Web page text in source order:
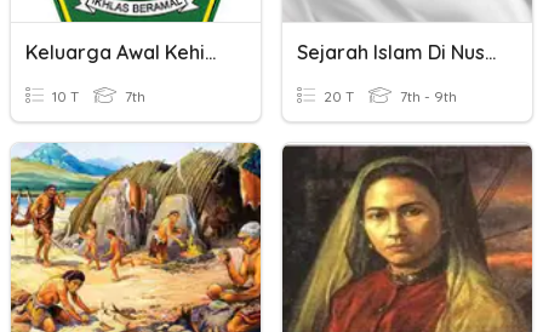
Keluarga Awal Kehidupan
10 T 7th
Sejarah Islam Di Nusantara
20 T 7th - 9th